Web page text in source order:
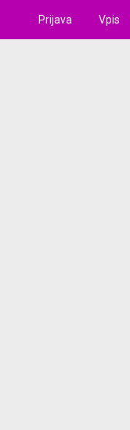
Prijava Vpis